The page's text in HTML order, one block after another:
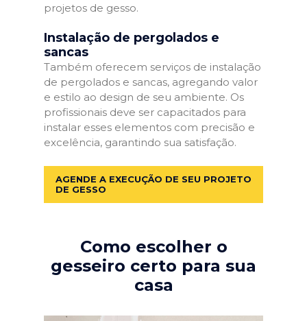
projetos de gesso.
Instalação de pergolados e
sancas
Também oferecem serviços de instalação
de pergolados e sancas, agregando valor
e estilo ao design de seu ambiente. Os
profissionais deve ser capacitados para
instalar esses elementos com precisão e
excelência, garantindo sua satisfação.
AGENDE A EXECUÇÃO DE SEU PROJETO
DE GESSO
Como escolher o
gesseiro certo para sua
casa